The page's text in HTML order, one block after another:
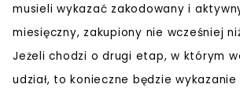
musieli wykazać zakodowany i
miesięczny, zakupiony nie wcześniej
Jeżeli chodzi o drugi etap, w którym
udział, to konieczne będzie